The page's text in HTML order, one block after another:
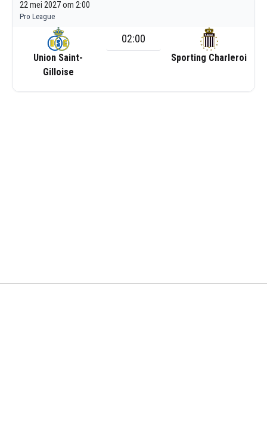
22 mei 2027 om 2:00
Pro League
Union Saint-
Gilloise
02:00
Sporting Charleroi